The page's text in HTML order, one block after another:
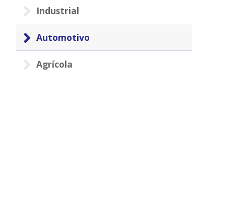
Industrial
Automotivo
Agrícola